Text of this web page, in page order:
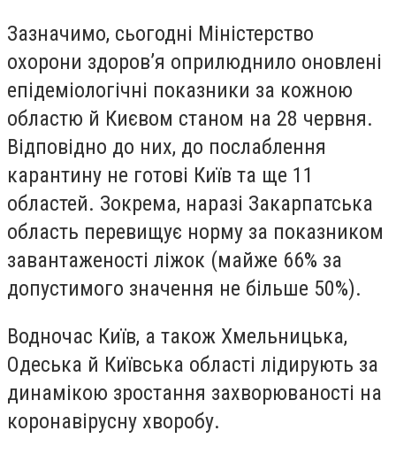
Зазначимо, сьогодні Міністерство
охорони здоров’я оприлюднило оновлені
епідеміологічні показники за кожною
областю й Києвом станом на 28 червня.
Відповідно до них, до послаблення
карантину не готові Київ та ще 11
областей. Зокрема, наразі Закарпатська
область перевищує норму за показником
завантаженості ліжок (майже 66% за
допустимого значення не більше 50%).
Водночас Київ, а також Хмельницька,
Одеська й Київська області лідирують за
динамікою зростання захворюваності на
коронавірусну хворобу.